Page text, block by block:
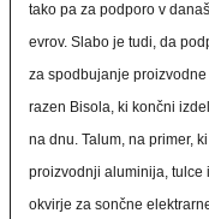
tako pa za podporo v
evrov. Slabo je tudi, da
za spodbujanje
razen Bisola, ki končni
na dnu. Talum, na primer,
proizvodnji aluminija, tulce
okvirje za sončne